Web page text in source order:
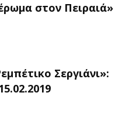
στον Πειραιά»
Σεργιάνι»: